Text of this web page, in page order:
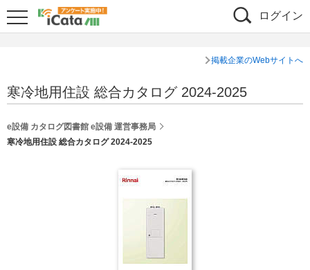
ログイン
掲載企業のWebサイトへ
寒冷地用住設 総合カタログ 2024-2025
e設備 カタログ図書館 e設備 運営事務局
寒冷地用住設 総合カタログ 2024-2025